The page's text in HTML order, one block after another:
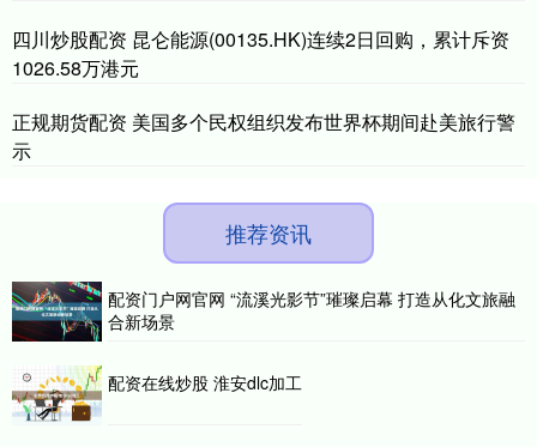
四川炒股配资 昆仑能源(00135.HK)连续2日回购，累计斥资
1026.58万港元
正规期货配资 美国多个民权组织发布世界杯期间赴美旅行警
示
推荐资讯
配资门户网官网 “流溪光影节”璀璨启幕 打造从化文旅融
合新场景
配资在线炒股 淮安dlc加工